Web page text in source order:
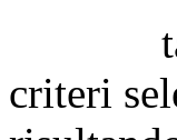
tale
criteri